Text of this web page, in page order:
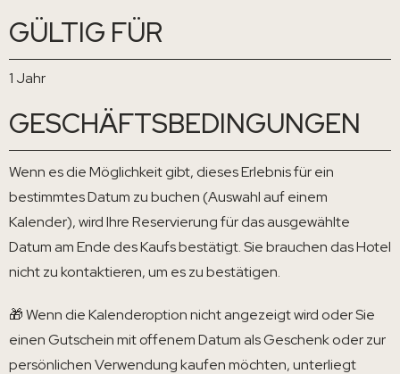
GÜLTIG FÜR
1 Jahr
GESCHÄFTSBEDINGUNGEN
Wenn es die Möglichkeit gibt, dieses Erlebnis für ein
bestimmtes Datum zu buchen (Auswahl auf einem
Kalender), wird Ihre Reservierung für das ausgewählte
Datum am Ende des Kaufs bestätigt. Sie brauchen das Hotel
nicht zu kontaktieren, um es zu bestätigen.
🎁 Wenn die Kalenderoption nicht angezeigt wird oder Sie
einen Gutschein mit offenem Datum als Geschenk oder zur
persönlichen Verwendung kaufen möchten, unterliegt